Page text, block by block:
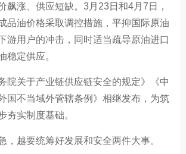
涨、供应短缺。3月23日和4月7日，
品油价格采取调控措施，平抑国际原油
游用户的冲击，同时适当疏导原油进口
稳定供应。
关于产业链供应链安全的规定》《中
国不当域外管辖条例》相继发布，为筑
夯实制度基础。
越要统筹好发展和安全两件大事。